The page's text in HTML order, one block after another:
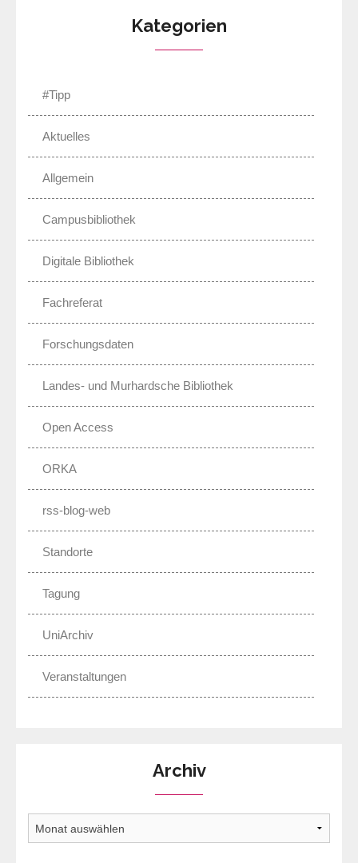
Kategorien
#Tipp
Aktuelles
Allgemein
Campusbibliothek
Digitale Bibliothek
Fachreferat
Forschungsdaten
Landes- und Murhardsche Bibliothek
Open Access
ORKA
rss-blog-web
Standorte
Tagung
UniArchiv
Veranstaltungen
Archiv